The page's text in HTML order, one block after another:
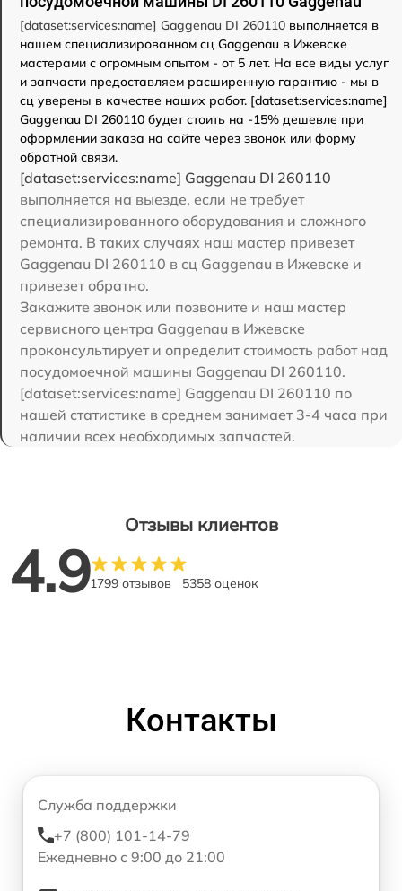
[dataset:services:name] Gaggenau DI 260110 выполняется в
нашем специализированном сц Gaggenau в Ижевске
мастерами с огромным опытом - от 5 лет. На все виды услуг
и запчасти предоставляем расширенную гарантию - мы в
сц уверены в качестве наших работ. [dataset:services:name]
Gaggenau DI 260110 будет стоить на -15% дешевле при
оформлении заказа на сайте через звонок или форму
обратной связи.
[dataset:services:name] Gaggenau DI 260110
выполняется на выезде, если не требует
специализированного оборудования и сложного
ремонта. В таких случаях наш мастер привезет
Gaggenau DI 260110 в сц Gaggenau в Ижевске и
привезет обратно.
Закажите звонок или позвоните и наш мастер
сервисного центра Gaggenau в Ижевске
проконсультирует и определит стоимость работ над
посудомоечной машины Gaggenau DI 260110.
[dataset:services:name] Gaggenau DI 260110 по
нашей статистике в среднем занимает 3-4 часа при
наличии всех необходимых запчастей.
Отзывы клиентов
4.91799 отзывов 5358 оценок
Контакты
Служба поддержки
+7 (800) 101-14-79
Ежедневно с 9:00 до 21:00